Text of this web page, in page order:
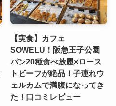
【実食】カフェ
SOWELU！阪急王子公園
パン20種食べ放題×ロース
トビーフが絶品！子連れウ
ェルカムで満腹になってき
た！口コミレビュー